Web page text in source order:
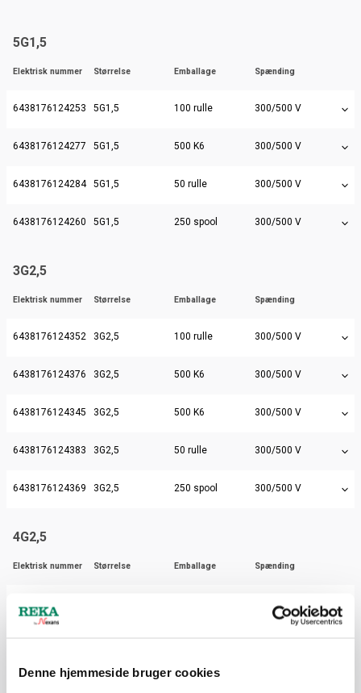
Denne hjemmeside bruger cookies
5G1,5
Elektrisk nummer Størrelse Emballage Spænding
6438176124253 5G1,5 100 rulle 300/500 V
6438176124277 5G1,5 500 K6 300/500 V
6438176124284 5G1,5 50 rulle 300/500 V
6438176124260 5G1,5 250 spool 300/500 V
3G2,5
Elektrisk nummer Størrelse Emballage Spænding
6438176124352 3G2,5 100 rulle 300/500 V
6438176124376 3G2,5 500 K6 300/500 V
6438176124345 3G2,5 500 K6 300/500 V
6438176124383 3G2,5 50 rulle 300/500 V
6438176124369 3G2,5 250 spool 300/500 V
4G2,5
Elektrisk nummer Størrelse Emballage Spænding